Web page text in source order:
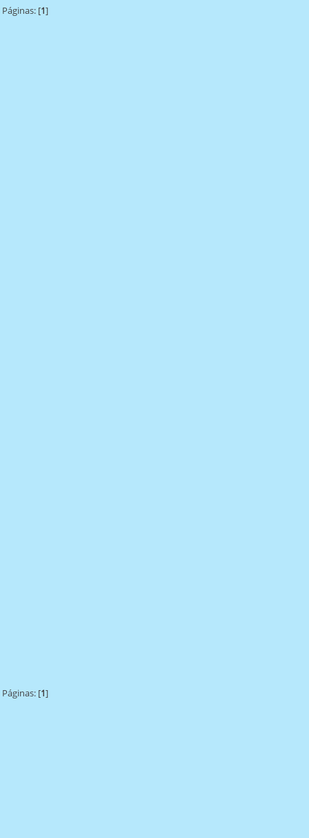
Páginas: [1]
Páginas: [1]